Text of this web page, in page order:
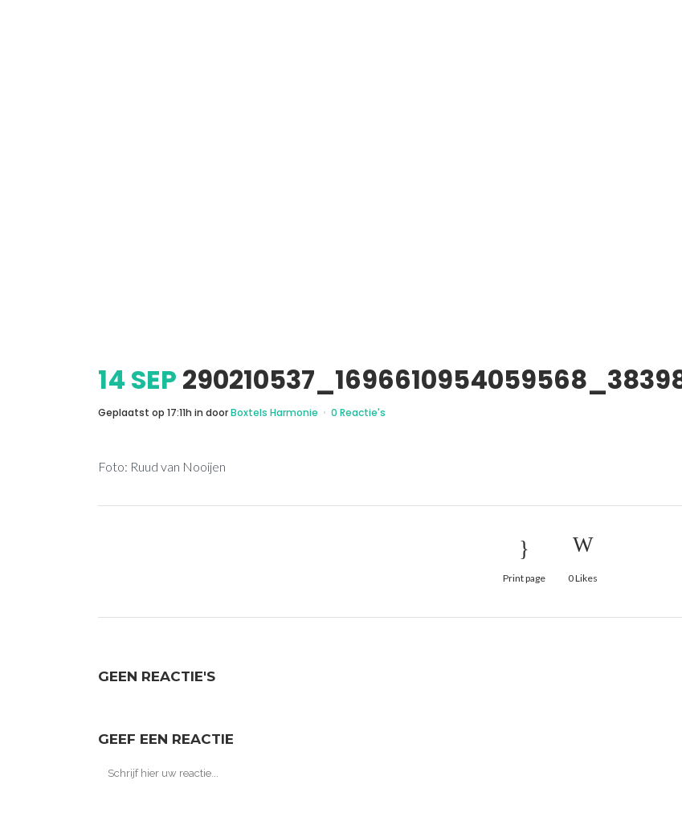
14 SEP
Geplaatst op 17:11h in doorBoxtels Harmonie 0 Reactie's
Foto: Ruud van Nooijen
Print page 0Likes
GEEN REACTIE'S
GEEF EEN REACTIE